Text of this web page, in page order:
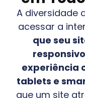
A diversidade
acessar a
que seu
experiência
tablets e
que um site